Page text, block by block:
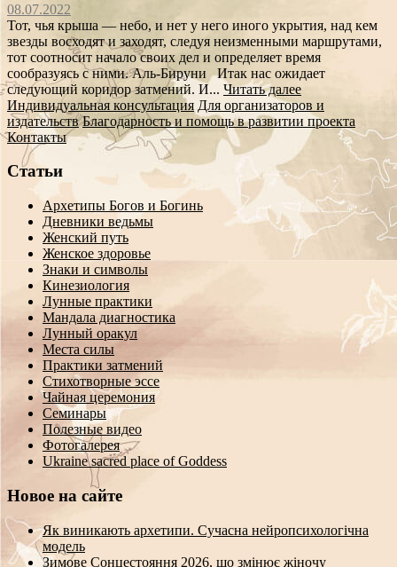
08.07.2022
Тот, чья крыша — небо, и нет у него иного укрытия, над кем
звезды восходят и заходят, следуя неизменными маршрутами,
тот соотносит начало своих дел и определяет время
сообразуясь с ними. Аль-Бируни Итак нас ожидает
следующий коридор затмений. И... Читать далее
Индивидуальная консультация Для организаторов и
издательств Благодарность и помощь в развитии проекта
Контакты
Статьи
Архетипы Богов и Богинь
Дневники ведьмы
Женский путь
Женское здоровье
Знаки и символы
Кинезиология
Лунные практики
Мандала диагностика
Лунный оракул
Места силы
Практики затмений
Стихотворные эссе
Чайная церемония
Семинары
Полезные видео
Фотогалерея
Ukraine sacred place of Goddess
Новое на сайте
Як виникають архетипи. Сучасна нейропсихологічна
модель
Зимове Сонцестояння 2026, що змінює жіночу